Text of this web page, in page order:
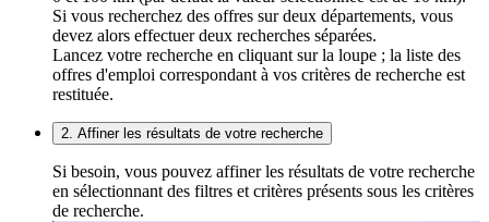
Si vous recherchez des offres sur deux départements, vous
devez alors effectuer deux recherches séparées.
Lancez votre recherche en cliquant sur la loupe ; la liste des
offres d'emploi correspondant à vos critères de recherche est
restituée.
2. Affiner les résultats de votre recherche
Si besoin, vous pouvez affiner les résultats de votre recherche
en sélectionnant des filtres et critères présents sous les critères
de recherche.